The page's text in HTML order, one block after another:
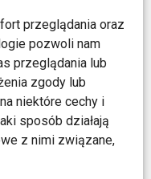
przeglądania oraz
pozwoli nam
przeglądania lub
zgody lub
niektóre cechy i
sposób działają
z nimi związane,